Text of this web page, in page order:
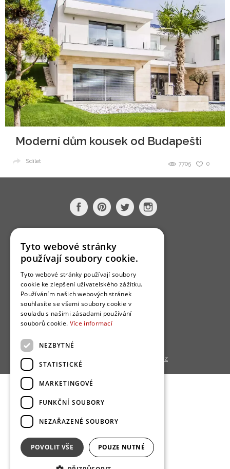
Moderní dům kousek od Budapešti
0
7705
Sdílet
Bydlo programy
Uživatelské podmínky
Ochrana osobních údajú
Cookies
Bydlo.cz
Tyto webové stránky
používají soubory cookie.
Tyto webové stránky používají soubory
cookie ke zlepšení uživatelského zážitku.
Používáním našich webových stránek
souhlasíte se všemi soubory cookie v
souladu s našimi zásadami používání
souborů cookie. Více informací
NEZBYTNÉ
STATISTICKÉ
MARKETINGOVÉ
FUNKČNÍ SOUBORY
NEZAŘAZENÉ SOUBORY
POVOLIT VŠE POUZE NUTNÉ